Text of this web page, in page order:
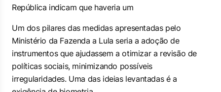
República indicam que haveria um
Um dos pilares das medidas apresentadas pelo
Ministério da Fazenda a Lula seria a adoção de
instrumentos que ajudassem a otimizar a revisão de
políticas sociais, minimizando possíveis
irregularidades. Uma das ideias levantadas é a